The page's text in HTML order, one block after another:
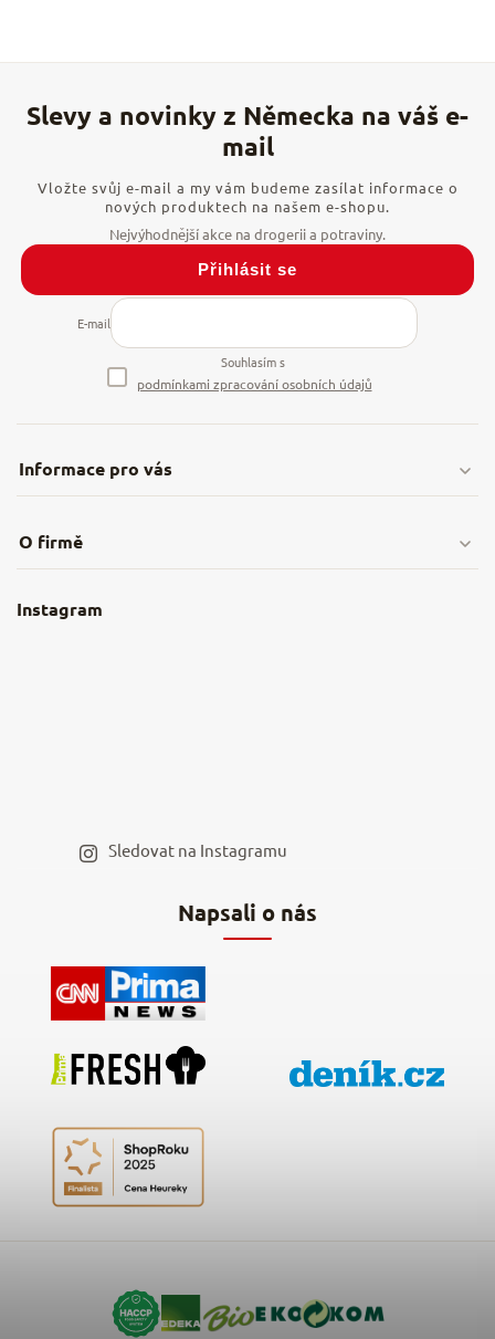
Informace pro vás
Obchodní podmínky
Nejčastější dotazy
Vložte svůj e-mail a my vám budeme zasílat informace o
nových produktech na našem e-shopu.
E-mail
Souhlasím s
podmínkami zpracování osobních údajů
Přihlásit se
Napsali o nás
Instagram
Sledovat na Instagramu
O firmě
Hodnocení obchodu